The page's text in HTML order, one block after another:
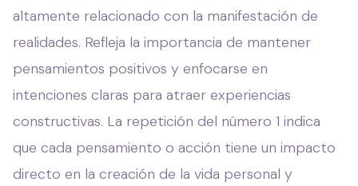
altamente relacionado con la manifestación de
realidades. Refleja la importancia de mantener
pensamientos positivos y enfocarse en
intenciones claras para atraer experiencias
constructivas. La repetición del número 1 indica
que cada pensamiento o acción tiene un impacto
directo en la creación de la vida personal y